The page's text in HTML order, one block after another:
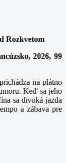
Rozkvetom
2026, 99
na plátno
Keď sa jeho
sa divoká jazda
a zábava pre